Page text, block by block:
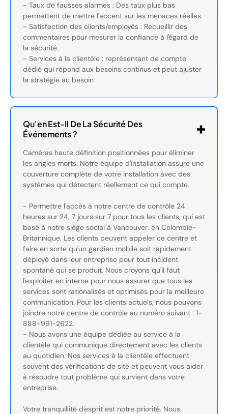
- Taux de fausses alarmes : Des taux plus bas
permettent de mettre l'accent sur les menaces réelles.
- Satisfaction des clients/employés : Recueillir des
commentaires pour mesurer la confiance à l'égard de
la sécurité.
- Services à la clientèle : représentant de compte
dédié qui répond aux besoins continus et peut ajuster
la stratégie au besoin
Qu'en Est-Il De La Sécurité Des
Événements ?
Caméras haute définition positionnées pour éliminer
les angles morts. Notre équipe d'installation assure une
couverture complète de votre installation avec des
systèmes qui détectent réellement ce qui compte.
- Permettre l'accès à notre centre de contrôle 24
heures sur 24, 7 jours sur 7 pour tous les clients, qui est
basé à notre siège social à Vancouver, en Colombie-
Britannique. Les clients peuvent appeler ce centre et
faire en sorte qu'un gardien mobile soit rapidement
déployé dans leur entreprise pour tout incident
spontané qui se produit. Nous croyons qu'il faut
l'exploiter en interne pour nous assurer que tous les
services sont rationalisés et optimisés pour la meilleure
communication. Pour les clients actuels, nous pouvons
joindre notre centre de contrôle au numéro suivant : 1-
888-991-2622.
- Nous avons une équipe dédiée au service à la
clientèle qui communique directement avec les clients
au quotidien. Nos services à la clientèle effectuent
souvent des vérifications de site et peuvent vous aider
à résoudre tout problème qui survient dans votre
entreprise.
Votre tranquillité d'esprit est notre priorité. Nous